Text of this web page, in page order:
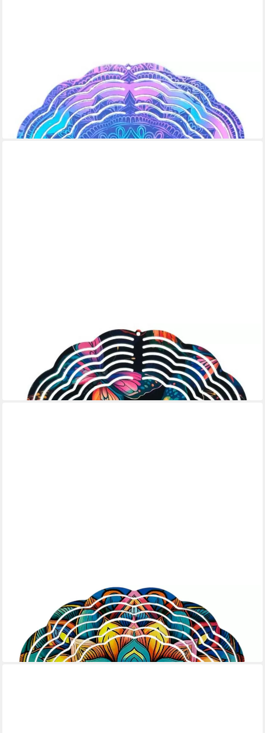
Windspiel Edelstahl 3D Windspiel Windspinner 20cm Mandala 7
16,99 €
lieferbar - in 3-4 Werktagen bei dir
Windspiel Edelstahl 3D Windspiel Windspinner 20cm
Schmetterlinge Bunt WI55
16,99 €
lieferbar - in 3-4 Werktagen bei dir
Windspiel Edelstahl 3D Windspiel Windspinner 20cm Mandala
reflektierend WI8
16,99 €
lieferbar - in 3-4 Werktagen bei dir